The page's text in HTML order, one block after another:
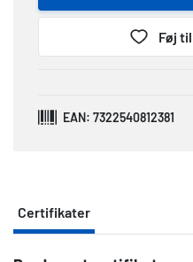
Føj
EAN: 7322540812381
Certifikater